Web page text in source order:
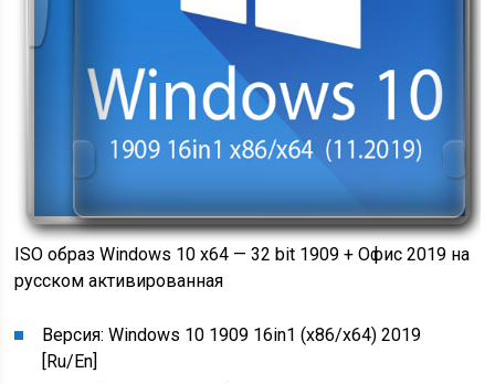
ISO образ Windows 10 x64 — 32 bit 1909 + Офис 2019 на
русском активированная
Версия: Windows 10 1909 16in1 (x86/x64) 2019
[Ru/En]